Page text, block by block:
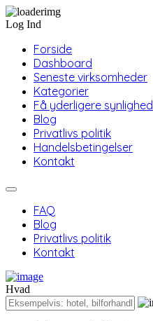
Log Ind
Forside
Dashboard
Seneste virksomheder
Kategorier
Få yderligere synlighed
Blog
Privatlivs politik
Handelsbetingelser
Kontakt
FAQ
Blog
Privatlivs politik
Kontakt
Hvad